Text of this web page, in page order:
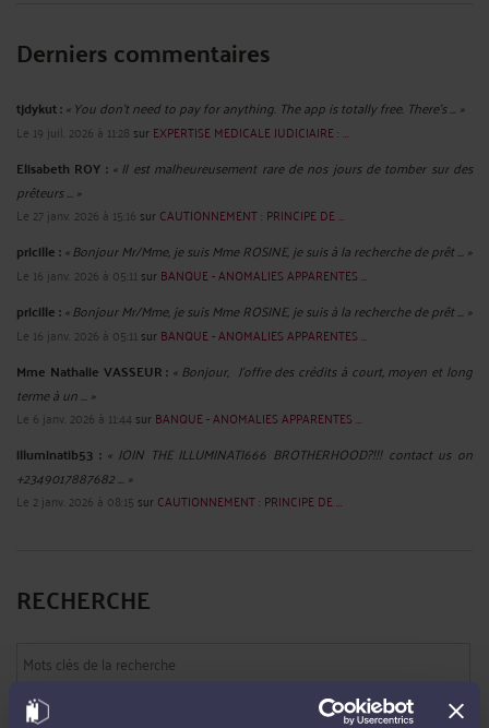
CIVID19, CONFINEMENT : LOYERS IMPAYES.
ParRaymond AUTEVILLEle 23/04/2020
Quelle solution juridique pour le locataire commerçant qui ne peut pas payer
cette question est difficile, tant les réponses données sur les médias, et ailleurs,
sont nombreuses et semblent évidentes. Et pourtant un examen sérieux ...
ParRaymond AUTEVILLE
enfants, peut bénéficier d’indemnités journalières pour la garde d'enfants. Le
Conseil national des barreaux a toutefois été ...
Lire la suite >